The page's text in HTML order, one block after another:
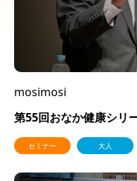
mosimosi
第55回おなか健康シ
セミナー 大人